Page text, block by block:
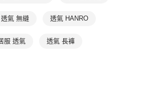
透氣 無縫 透氣 HANRO
服 透氣 透氣 長褲